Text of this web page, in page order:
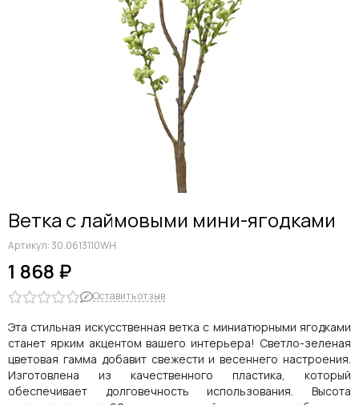
Ранункулюсы
Гладиолусы
Другие цветы
Космеи, ромашки
Ветка с лаймовыми мини-ягодками
Артикул:30.0613110WH
1 868 ₽
Оставить отзыв
Эта стильная искусственная ветка с миниатюрными ягодками
станет ярким акцентом вашего интерьера! Светло-зеленая
цветовая гамма добавит свежести и весеннего настроения.
Изготовлена из качественного пластика, который
обеспечивает долговечность использования. Высота